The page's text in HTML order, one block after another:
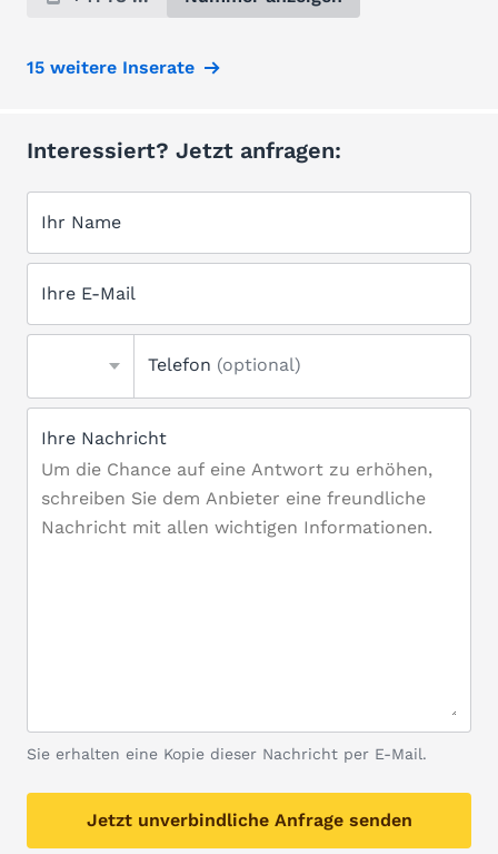
15 weitere Inserate
Interessiert? Jetzt anfragen:
Ihr Name
Ihre E-Mail
Telefon (optional)
Ihre Nachricht
Sie erhalten eine Kopie dieser Nachricht per E-Mail.
Jetzt unverbindliche Anfrage senden